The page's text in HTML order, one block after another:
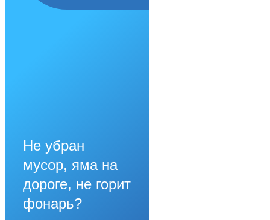
Не убран
мусор, яма на
дороге, не горит
фонарь?